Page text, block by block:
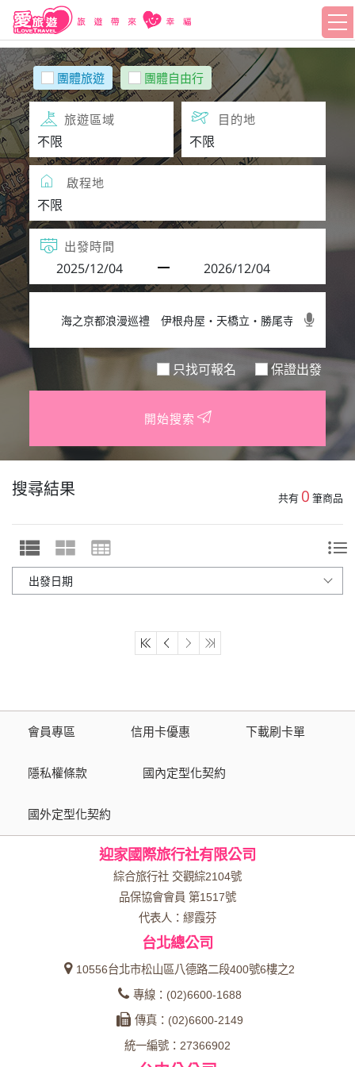
團體旅遊 團體自由行
旅遊區域 目的地
啟程地
出發時間
只找可報名 保證出發
開始搜索
搜尋結果 共有 0 筆商品
會員專區 信用卡優惠 下載刷卡單
隱私權條款 國內定型化契約
國外定型化契約
迎家國際旅行社有限公司
綜合旅行社 交觀綜2104號
品保協會會員 第1517號
代表人：繆霞芬
台北總公司
10556台北市松山區八德路二段400號6樓之2
專線：(02)6600-1688
傳真：(02)6600-2149
統一編號：27366902